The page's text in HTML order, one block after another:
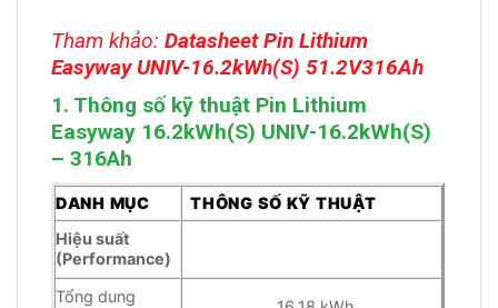
Tham khảo: Datasheet Pin Lithium
Easyway UNIV-16.2kWh(S) 51.2V316Ah
1. Thông số kỹ thuật Pin Lithium
Easyway 16.2kWh(S) UNIV-16.2kWh(S)
– 316Ah
DANH MỤC
THÔNG SỐ KỸ THUẬT
Hiệu suất
(Performance)
Tổng dung